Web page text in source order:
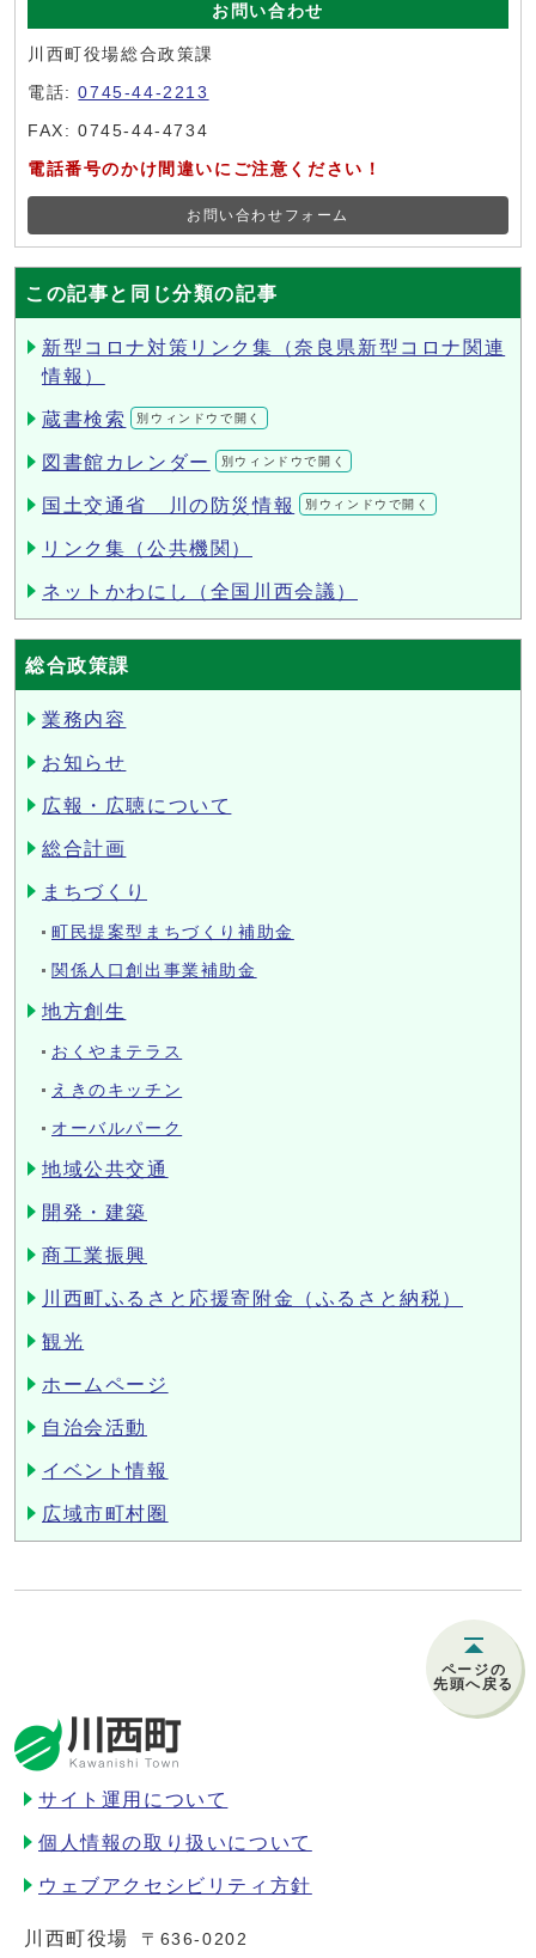
お問い合わせ
川西町役場総合政策課
電話:0745-44-2213
FAX: 0745-44-4734
電話番号のかけ間違いにご注意ください！
お問い合わせフォーム
この記事と同じ分類の記事
新型コロナ対策リンク集（奈良県新型コロナ関連
情報）
蔵書検索 別ウィンドウで開く
図書館カレンダー 別ウィンドウで開く
国土交通省 川の防災情報 別ウィンドウで開く
リンク集（公共機関）
ネットかわにし（全国川西会議）
総合政策課
業務内容
お知らせ
広報・広聴について
総合計画
まちづくり
町民提案型まちづくり補助金
関係人口創出事業補助金
地方創生
おくやまテラス
えきのキッチン
オーバルパーク
地域公共交通
開発・建築
商工業振興
川西町ふるさと応援寄附金（ふるさと納税）
観光
ホームページ
自治会活動
イベント情報
広域市町村圏
ページの
先頭へ戻る
サイト運用について
個人情報の取り扱いについて
ウェブアクセシビリティ方針
川西町役場
〒636-0202